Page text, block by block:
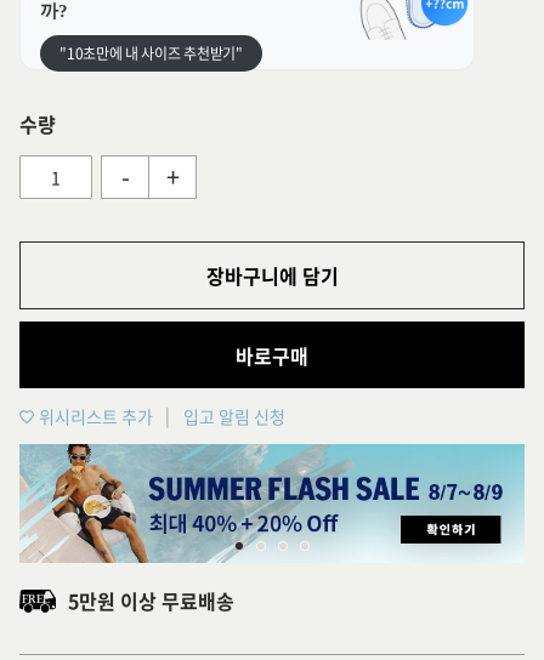
까?
"10초만에 내 사이즈 추천받기"
수량
- +
장바구니에 담기
바로구매
위시리스트 추가 입고 알림 신청
5만원 이상 무료배송